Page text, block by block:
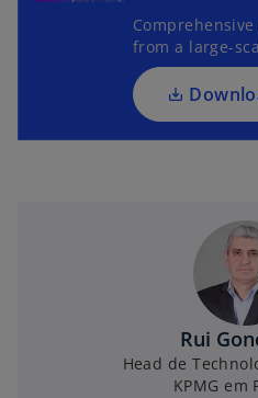
from a large-
i
n
a
n
e
a
b
Rui
Head de
KPMG em